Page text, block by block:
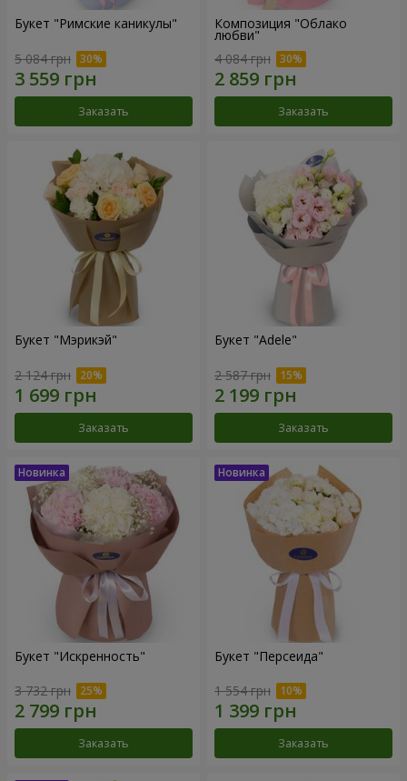
Букет "Римские каникулы"
5 084 грн
Заказать
Композиция "Облако
любви"
4 084 грн
Заказать
Букет "Мэрикэй"
2 124 грн
Заказать
Букет "Adele"
2 587 грн
Заказать
Букет "Искренность"
3 732 грн
Заказать
Букет "Персеида"
1 554 грн
Заказать